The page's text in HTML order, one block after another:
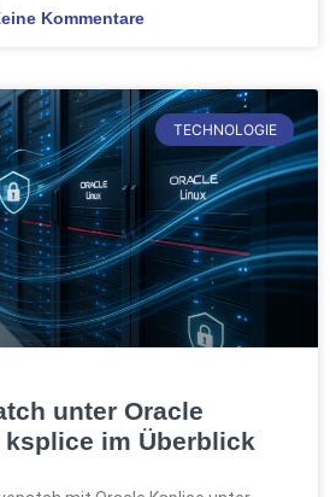
Kommentare
TECHNOLOGIE
unter Oracle
im Überblick